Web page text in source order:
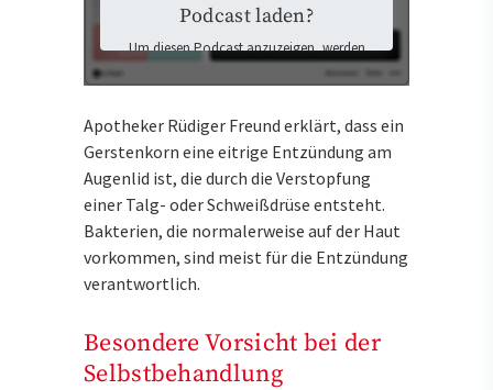
Podcast laden?
Um diesen Podcast anzuzeigen, werden
Inhalte von Podigee geladen. Dabei
könnten personenbezogene Daten an
Gerät gespeichert werden.
Ich stimme der Datenübermittlung zu
und möchte die externen Inhalte laden.
Mehr Informationen finden Sie in der
Datenschutzerklärung.
Externen Inhalten zustimmen
Apotheker Rüdiger Freund erklärt, dass ein
Gerstenkorn eine eitrige Entzündung am
Augenlid ist, die durch die Verstopfung
einer Talg- oder Schweißdrüse entsteht.
Bakterien, die normalerweise auf der Haut
vorkommen, sind meist für die Entzündung
verantwortlich.
Besondere Vorsicht bei der
Selbstbehandlung